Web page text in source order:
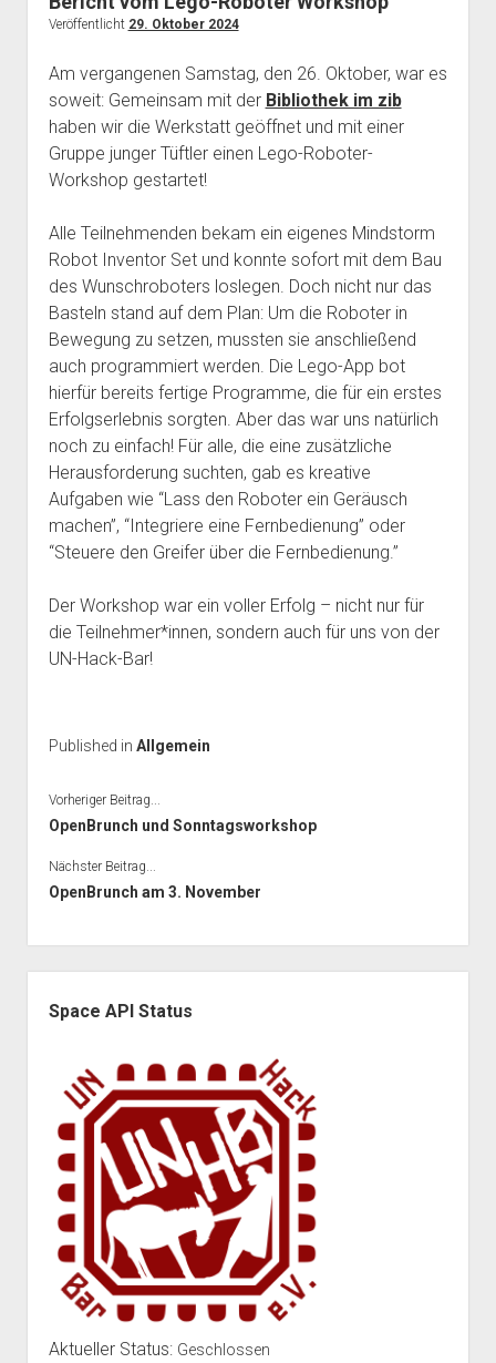
Mailingliste
Dienste und Datenschutz
menu
Webservices
Datenschutzerklärung und Verfügbarkeit der Dienste
Der Verein
open
dropdown
menu
Satzung
Beitragsordnung
(Förder)Mitglied werden
Impressum
Veröffentlicht 29. Oktober 2024
Am vergangenen Samstag, den 26. Oktober, war es
soweit: Gemeinsam mit der Bibliothek im zib
haben wir die Werkstatt geöffnet und mit einer
Gruppe junger Tüftler einen Lego-Roboter-
Workshop gestartet!
Alle Teilnehmenden bekam ein eigenes Mindstorm
Robot Inventor Set und konnte sofort mit dem Bau
des Wunschroboters loslegen. Doch nicht nur das
Basteln stand auf dem Plan: Um die Roboter in
Bewegung zu setzen, mussten sie anschließend
auch programmiert werden. Die Lego-App bot
hierfür bereits fertige Programme, die für ein erstes
Erfolgserlebnis sorgten. Aber das war uns natürlich
noch zu einfach! Für alle, die eine zusätzliche
Herausforderung suchten, gab es kreative
Aufgaben wie “Lass den Roboter ein Geräusch
machen”, “Integriere eine Fernbedienung” oder
“Steuere den Greifer über die Fernbedienung.”
Der Workshop war ein voller Erfolg – nicht nur für
die Teilnehmer*innen, sondern auch für uns von der
UN-Hack-Bar!
Published in Allgemein
Vorheriger Beitrag...
OpenBrunch und Sonntagsworkshop
Nächster Beitrag...
OpenBrunch am 3. November
Space API Status
Aktueller Status: Geschlossen